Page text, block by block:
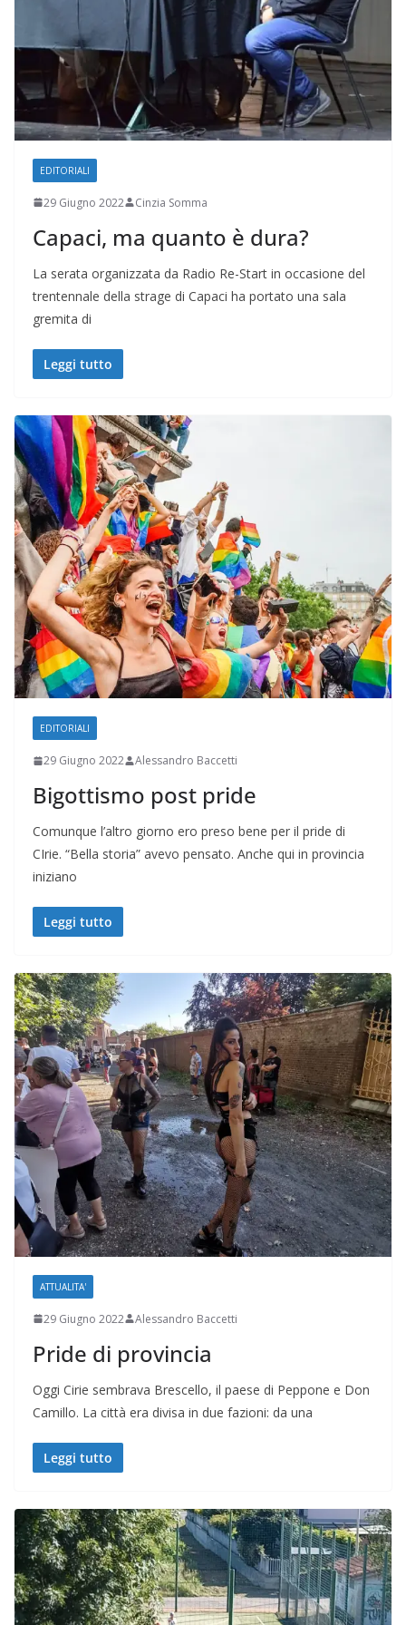
EDITORIALI
29 Giugno 2022 Cinzia Somma
Capaci, ma quanto è dura?
La serata organizzata da Radio Re-Start in occasione del
trentennale della strage di Capaci ha portato una sala
gremita di
Leggi tutto
EDITORIALI
29 Giugno 2022 Alessandro Baccetti
Bigottismo post pride
Comunque l’altro giorno ero preso bene per il pride di
CIrie. “Bella storia” avevo pensato. Anche qui in provincia
iniziano
Leggi tutto
ATTUALITA'
29 Giugno 2022 Alessandro Baccetti
Pride di provincia
Oggi Cirie sembrava Brescello, il paese di Peppone e Don
Camillo. La città era divisa in due fazioni: da una
Leggi tutto